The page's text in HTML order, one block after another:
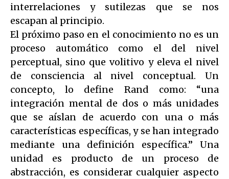
interrelaciones y sutilezas que se nos
escapan al principio.
El próximo paso en el conocimiento no es un
proceso automático como el del nivel
perceptual, sino que volitivo y eleva el nivel
de consciencia al nivel conceptual. Un
concepto, lo define Rand como: “una
integración mental de dos o más unidades
que se aíslan de acuerdo con una o más
características específicas, y se han integrado
mediante una definición específica.” Una
unidad es producto de un proceso de
abstracción, es considerar cualquier aspecto